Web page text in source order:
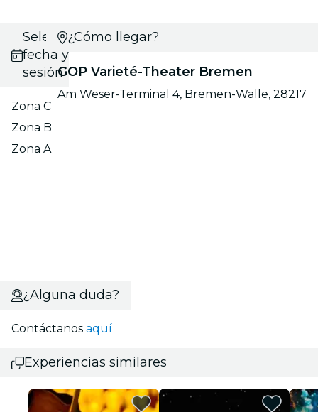
Selecciona
fecha y
sesión
Zona C
Zona B
Zona A
¿Cómo llegar?
GOP Varieté-Theater Bremen
Am Weser-Terminal 4, Bremen-Walle, 28217
¿Alguna duda?
Contáctanos aquí
Experiencias similares